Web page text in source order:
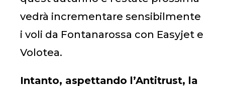
vedrà incrementare sensibilmente
i voli da Fontanarossa con Easyjet e
Volotea.
Intanto, aspettando l’Antitrust, la